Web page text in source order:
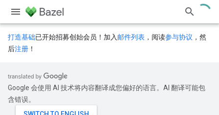
打造基础已开始招募创始会员！加入 邮件列表 ，阅读参与协议 ，然
后注册 ！
Google 会使用 AI 技术将内容翻译成您偏好的语言。AI 翻译可能包
含错误。